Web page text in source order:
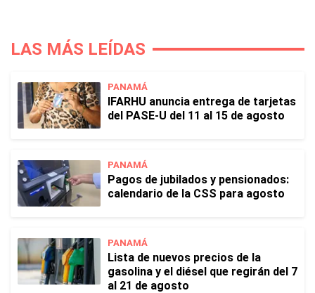
LAS MÁS LEÍDAS
PANAMÁ
IFARHU anuncia entrega de tarjetas
del PASE-U del 11 al 15 de agosto
PANAMÁ
Pagos de jubilados y pensionados:
calendario de la CSS para agosto
PANAMÁ
Lista de nuevos precios de la
gasolina y el diésel que regirán del 7
al 21 de agosto